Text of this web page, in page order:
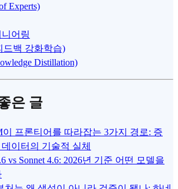
Experts)
어링
드백 강화학습)
Distillation)
은 글
프론티어를 따라잡는 3가지 경로: 증
이터의 기술적 실체
vs Sonnet 4.6: 2026년 기준 어떤 모델을